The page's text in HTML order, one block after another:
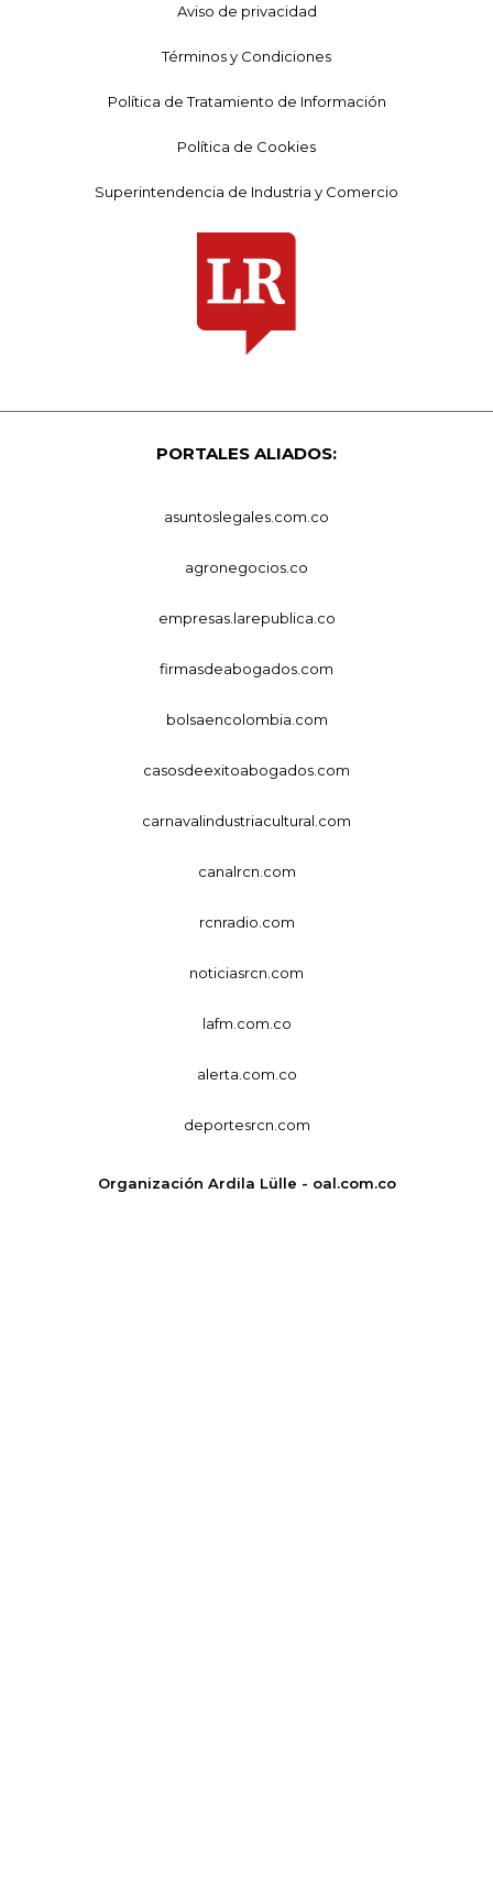
Aviso de privacidad
Términos y Condiciones
Política de Tratamiento de Información
Política de Cookies
Superintendencia de Industria y Comercio
PORTALES ALIADOS:
asuntoslegales.com.co
agronegocios.co
empresas.larepublica.co
firmasdeabogados.com
bolsaencolombia.com
casosdeexitoabogados.com
carnavalindustriacultural.com
canalrcn.com
rcnradio.com
noticiasrcn.com
lafm.com.co
alerta.com.co
deportesrcn.com
Organización Ardila Lülle - oal.com.co